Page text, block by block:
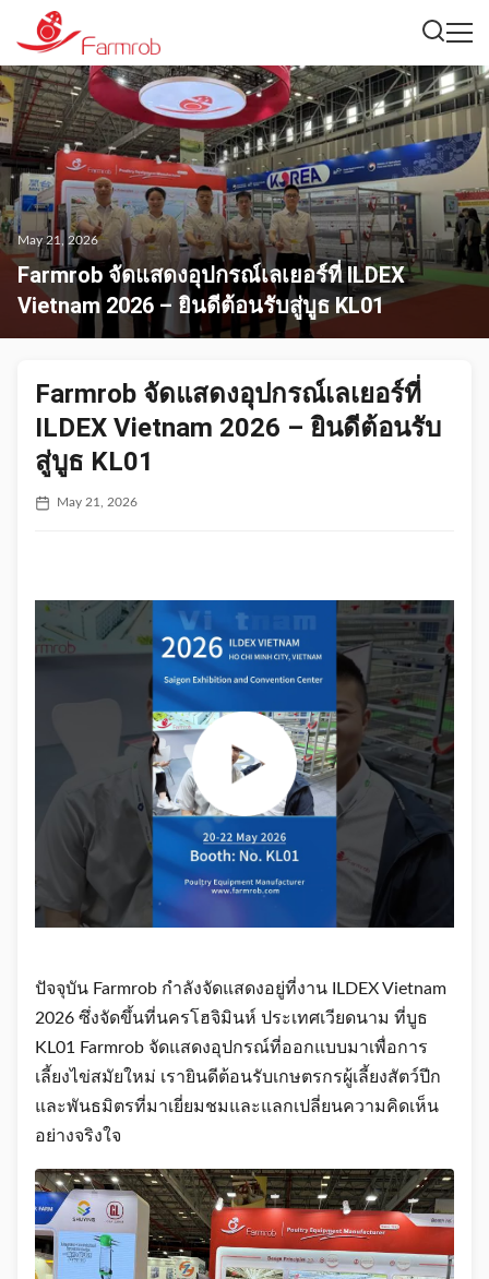
May 21, 2026
Farmrob จัดแสดงอุปกรณ์เลเยอร์ที่ ILDEX
Vietnam 2026 – ยินดีต้อนรับสู่บูธ KL01
Farmrob จัดแสดงอุปกรณ์เลเยอร์ที่
ILDEX Vietnam 2026 – ยินดีต้อนรับ
สู่บูธ KL01
May 21, 2026
ปัจจุบัน Farmrob กำลังจัดแสดงอยู่ที่งาน ILDEX Vietnam
2026 ซึ่งจัดขึ้นที่นครโฮจิมินห์ ประเทศเวียดนาม ที่บูธ
KL01 Farmrob จัดแสดงอุปกรณ์ที่ออกแบบมาเพื่อการ
เลี้ยงไข่สมัยใหม่ เรายินดีต้อนรับเกษตรกรผู้เลี้ยงสัตว์ปีก
และพันธมิตรที่มาเยี่ยมชมและแลกเปลี่ยนความคิดเห็น
อย่างจริงใจ